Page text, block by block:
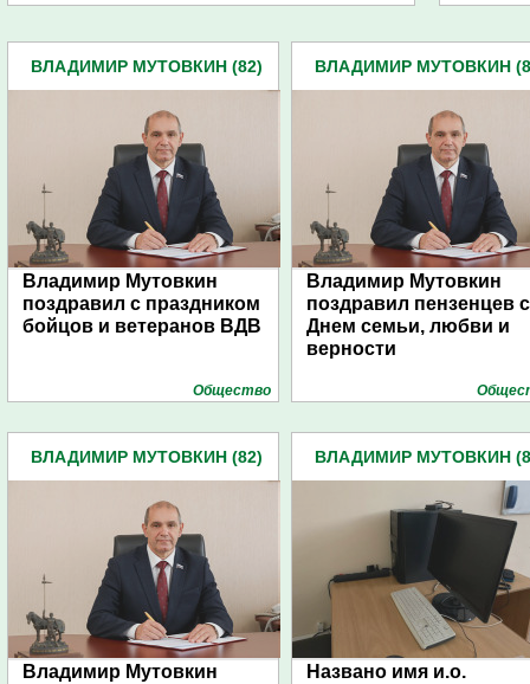
ВЛАДИМИР МУТОВКИН (82)
Владимир Мутовкин
поздравил с праздником
бойцов и ветеранов ВДВ
Общество
ВЛАДИМИР МУТОВКИН
Владимир Мутовкин
поздравил пензенцев с
Днем семьи, любви и
верности
ВЛАДИМИР МУТОВКИН (82)
Владимир Мутовкин
ВЛАДИМИР МУТОВКИН
Названо имя и.о.